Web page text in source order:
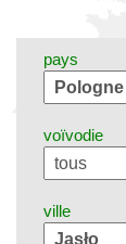
pays
voïvodie
ville